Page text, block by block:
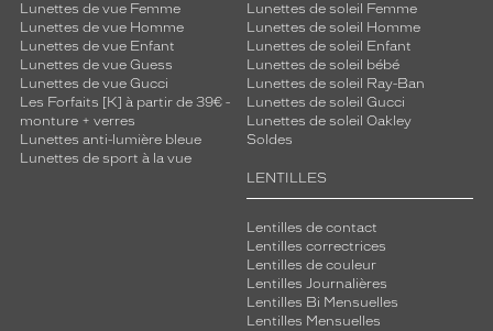
Lunettes de vue Femme
Lunettes de vue Homme
Lunettes de vue Enfant
Lunettes de vue Guess
Lunettes de vue Gucci
Les Forfaits [K] à partir de 39€ -
monture + verres
Lunettes anti-lumière bleue
Lunettes de sport à la vue
Lunettes de soleil Femme
Lunettes de soleil Homme
Lunettes de soleil Enfant
Lunettes de soleil bébé
Lunettes de soleil Ray-Ban
Lunettes de soleil Gucci
Lunettes de soleil Oakley
Soldes
LENTILLES
Lentilles de contact
Lentilles correctrices
Lentilles de couleur
Lentilles Journalières
Lentilles Bi Mensuelles
Lentilles Mensuelles